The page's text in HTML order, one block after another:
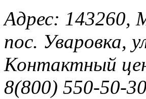
Адрес: 143260,
пос. Уваровка,
Контактный
8(800) 550-50-30